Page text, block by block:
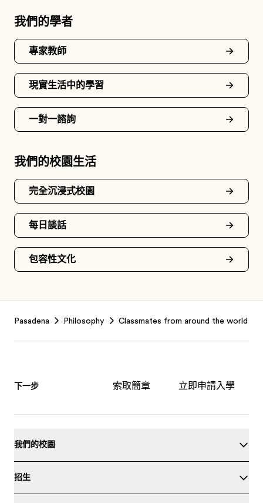
我們的學者
專家教師
現實生活中的學習
一對一諮詢
我們的校園生活
完全沉浸式校園
每日談話
包容性文化
Pasadena Philosophy Classmates from around the world
下一步 索取簡章 立即申請入學
我們的校園
招生